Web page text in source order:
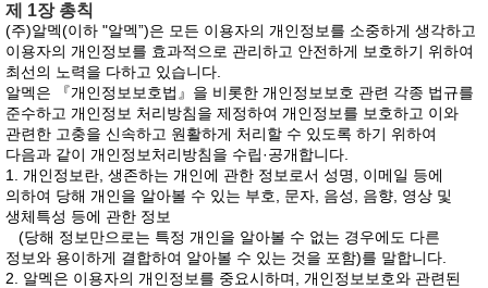
제 1장 총칙
(주)알멕(이하 "알멕”)은 모든 이용자의 개인정보를 소중하게 생각하고
이용자의 개인정보를 효과적으로 관리하고 안전하게 보호하기 위하여
최선의 노력을 다하고 있습니다.
알멕은 『개인정보보호법』을 비롯한 개인정보보호 관련 각종 법규를
준수하고 개인정보 처리방침을 제정하여 개인정보를 보호하고 이와
관련한 고충을 신속하고 원활하게 처리할 수 있도록 하기 위하여
다음과 같이 개인정보처리방침을 수립·공개합니다.
1. 개인정보란, 생존하는 개인에 관한 정보로서 성명, 이메일 등에
의하여 당해 개인을 알아볼 수 있는 부호, 문자, 음성, 음향, 영상 및
생체특성 등에 관한 정보
(당해 정보만으로는 특정 개인을 알아볼 수 없는 경우에도 다른
정보와 용이하게 결합하여 알아볼 수 있는 것을 포함)를 말합니다.
2. 알멕은 이용자의 개인정보를 중요시하며, 개인정보보호와 관련된